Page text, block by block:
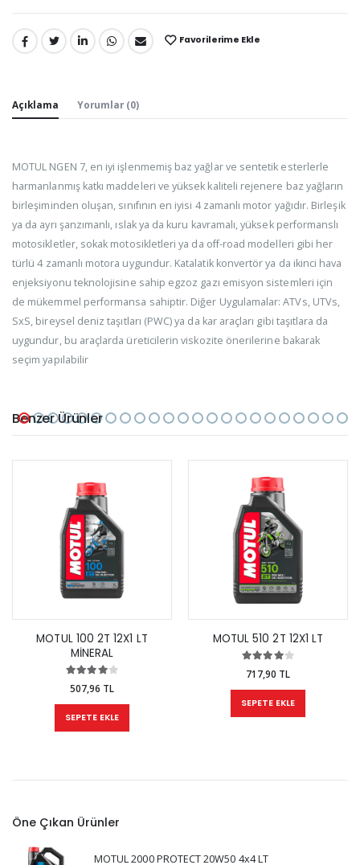
Paylaş: Favorilerime Ekle
Açıklama Yorumlar (0)
MOTUL NGEN 7, en iyi işlenmemiş baz yağlar ve sentetik esterlerle
harmanlanmış katkı maddeleri ve yüksek kaliteli rejenere baz yağların
birleşiminden oluşan, sınıfının en iyisi 4 zamanlı motor yağıdır. Birleşik
ya da ayrı şanzımanlı, ıslak ya da kuru kavramalı, yüksek performanslı
motosikletler, sokak motosikletleri ya da off-road modelleri gibi her
türlü 4 zamanlı motora uygundur. Katalatik konvertör ya da ikinci hava
enjeksiyonu teknolojisine sahip egzoz gazı emisyon sistemleri için
de mükemmel performansa sahiptir. Diğer Uygulamalar: ATVs, UTVs,
SxS, bireysel deniz taşıtları (PWC) ya da kar araçları gibi taşıtlara da
uygundur, bu araçlarda üreticilerin viskozite önerilerine bakarak
seçim yapılabilir
Benzer Ürünler
MOTUL 100 2T 12X1 LT
MİNERAL
507,96 TL
SEPETE EKLE
MOTUL 510 2T 12X1 LT
717,90 TL
SEPETE EKLE
Öne Çıkan Ürünler
MOTUL 2000 PROTECT 20W50 4x4 LT